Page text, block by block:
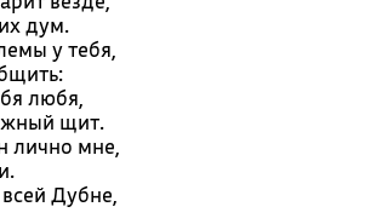
дум.
у тебя,
любя,
щит.
лично мне,
Дубне,